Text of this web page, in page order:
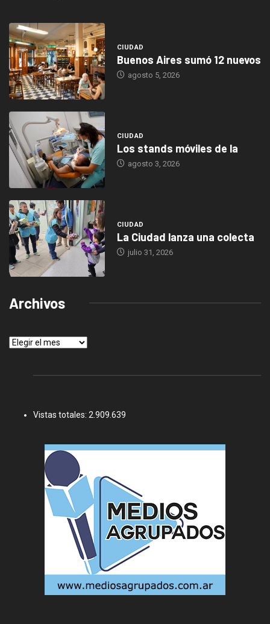
CIUDAD
Buenos Aires sumó 12 nuevos
agosto 5, 2026
CIUDAD
Los stands móviles de la
agosto 3, 2026
CIUDAD
La Ciudad lanza una colecta
julio 31, 2026
Archivos
Archivos
Vistas totales: 2.909.639